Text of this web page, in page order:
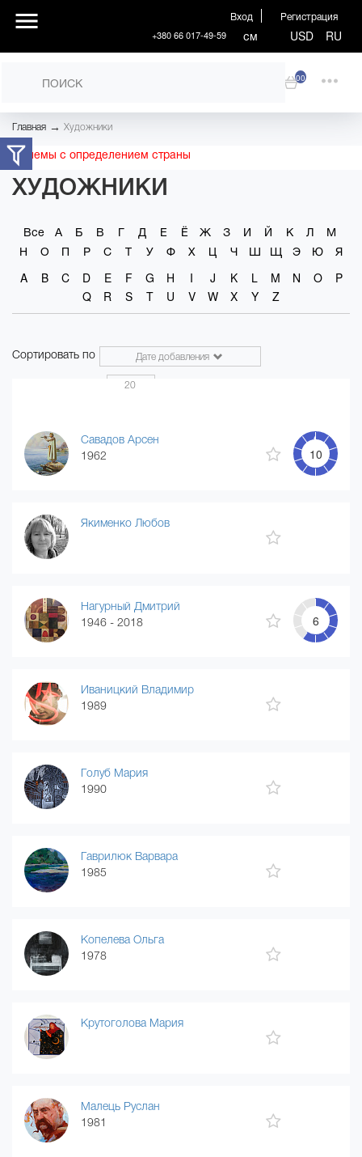
Вход Регистрация
+380 66 017-49-59 см USD RU
00
Главная → Художники
Проблемы с определением страны
ХУДОЖНИКИ
Все А Б В Г Д Е Ё Ж З И Й К Л
М
Н
О П Р С Т У Ф Х Ц Ч Ш Щ Э Ю
Я
A
B C D E F G H I J K L M N O
P
Q
R S T U V W X Y Z
Сортировать по Дате добавления
20
Савадов Арсен
1962
10
Якименко Любов
Нагурный Дмитрий
1946 - 2018
6
Иваницкий Владимир
1989
Голуб Мария
1990
Гаврилюк Варвара
1985
Копелева Ольга
1978
Крутоголова Мария
Малець Руслан
1981